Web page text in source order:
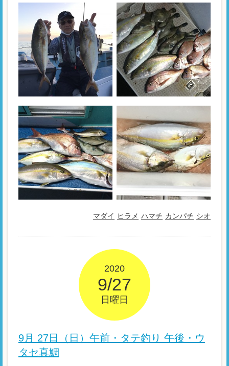
マダイ ヒラメ ハマチ カンパチ シオ
2020
9/27
日曜日
9月 27日（日）午前・タテ釣り 午後・ウ
タセ真鯛